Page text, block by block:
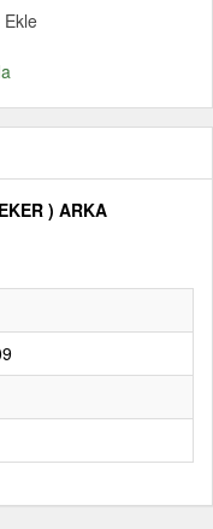
) ARKA